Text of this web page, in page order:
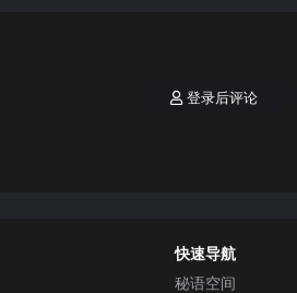
登录后评论
快速导航
秘语空间